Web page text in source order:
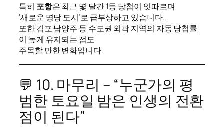
특히 포항은 최근 몇 달간 1등 당첨이 잇따르며
‘새로운 명당 도시’로 급부상하고 있습니다.
또한 김포·남양주 등 수도권 외곽 지역의 자동 당첨률
이 높게 유지되는 점도
주목할 만한 변화입니다.
💬 10. 마무리 – “누군가의 평
범한 토요일 밤은 인생의 전환
점이 된다”